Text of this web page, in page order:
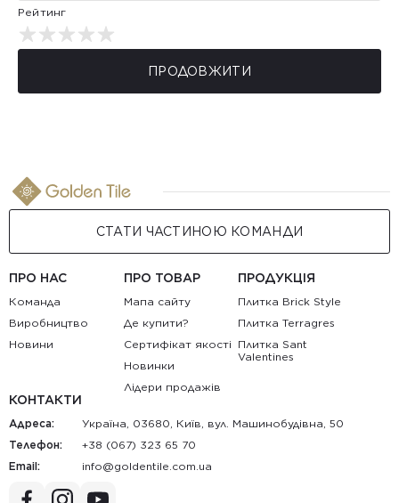
Рейтинг
ПРОДОВЖИТИ
СТАТИ ЧАСТИНОЮ КОМАНДИ
ПРО НАС
Команда
Виробництво
Новини
ПРО ТОВАР
Мапа сайту
Де купити?
Сертифікат якості
Новинки
Лідери продажів
ПРОДУКЦІЯ
Плитка Brick Style
Плитка Terragres
Плитка Sant
Valentines
КОНТАКТИ
Адреса:
Україна, 03680, Київ, вул. Машинобудівна, 50
Телефон:
+38 (067) 323 65 70
Email:
au.moc.elitnedlog@ofni